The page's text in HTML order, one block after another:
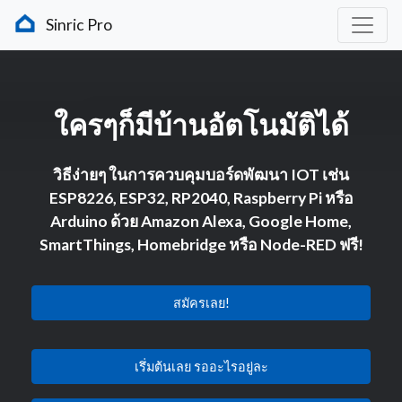
Sinric Pro
ใครๆก็มีบ้านอัตโนมัติได้
วิธีง่ายๆ ในการควบคุมบอร์ดพัฒนา IOT เช่น
ESP8226, ESP32, RP2040, Raspberry Pi หรือ
Arduino ด้วย Amazon Alexa, Google Home,
SmartThings, Homebridge หรือ Node-RED ฟรี!
สมัครเลย!
เรึ่มต้นเลย รออะไรอยู่ละ